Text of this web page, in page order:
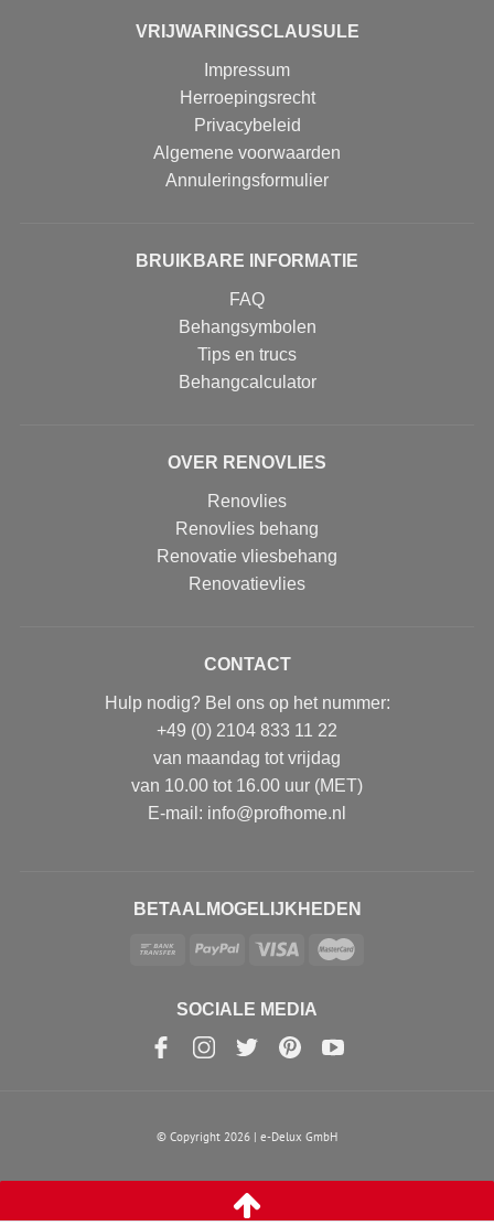
VRIJWARINGSCLAUSULE
Impressum
Herroepingsrecht
Privacybeleid
Algemene voorwaarden
Annuleringsformulier
BRUIKBARE INFORMATIE
FAQ
Behangsymbolen
Tips en trucs
Behangcalculator
OVER RENOVLIES
Renovlies
Renovlies behang
Renovatie vliesbehang
Renovatievlies
CONTACT
Hulp nodig? Bel ons op het nummer:
+49 (0) 2104 833 11 22
van maandag tot vrijdag
van 10.00 tot 16.00 uur (MET)
E-mail: info@profhome.nl
BETAALMOGELIJKHEDEN
SOCIALE MEDIA
© Copyright 2026 | e-Delux GmbH